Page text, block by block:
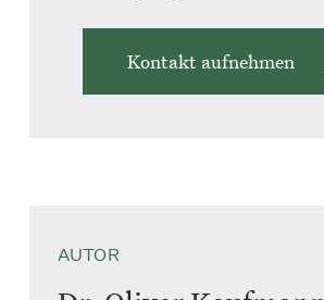
Kontakt aufnehmen
AUTOR